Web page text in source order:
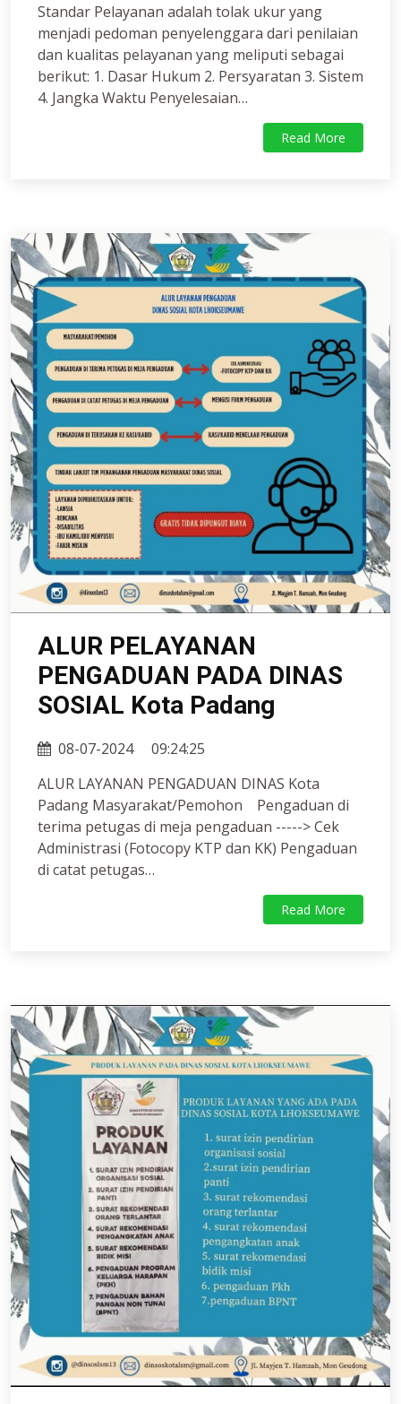
Standar Pelayanan adalah tolak ukur yang
menjadi pedoman penyelenggara dari penilaian
dan kualitas pelayanan yang meliputi sebagai
berikut: 1. Dasar Hukum 2. Persyaratan 3. Sistem
4. Jangka Waktu Penyelesaian…
Read More
ALUR PELAYANAN
PENGADUAN PADA DINAS
SOSIAL Kota Padang
08-07-2024
09:24:25
ALUR LAYANAN PENGADUAN DINAS Kota
Padang Masyarakat/Pemohon Pengaduan di
terima petugas di meja pengaduan -----> Cek
Administrasi (Fotocopy KTP dan KK) Pengaduan
di catat petugas…
Read More